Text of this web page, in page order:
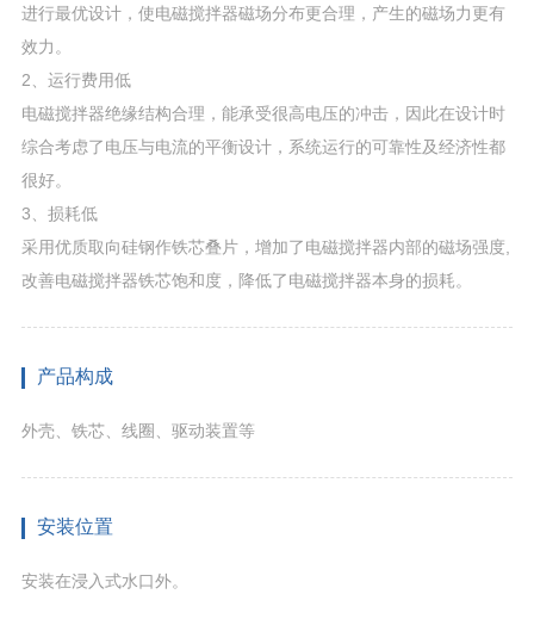
进行最优设计，使电磁搅拌器磁场分布更合理，产生的磁场力更有
效力。
2、运行费用低
电磁搅拌器绝缘结构合理，能承受很高电压的冲击，因此在设计时
综合考虑了电压与电流的平衡设计，系统运行的可靠性及经济性都
很好。
3、损耗低
采用优质取向硅钢作铁芯叠片，增加了电磁搅拌器内部的磁场强度,
改善电磁搅拌器铁芯饱和度，降低了电磁搅拌器本身的损耗。
产品构成
外壳、铁芯、线圈、驱动装置等
安装位置
安装在浸入式水口外。